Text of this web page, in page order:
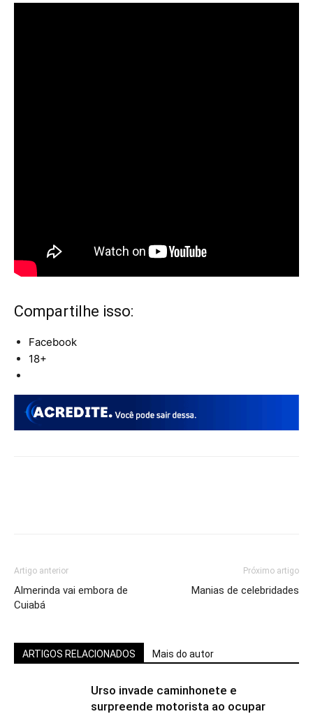
Compartilhe isso:
Facebook
18+
Artigo anterior
Almerinda vai embora de
Cuiabá
Próximo artigo
Manias de celebridades
ARTIGOS RELACIONADOS Mais do autor
Urso invade caminhonete e
surpreende motorista ao ocupar